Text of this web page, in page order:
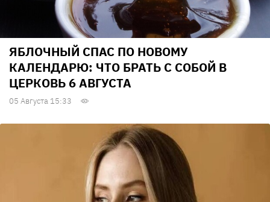
ЯБЛОЧНЫЙ СПАС ПО НОВОМУ
КАЛЕНДАРЮ: ЧТО БРАТЬ С СОБОЙ В
ЦЕРКОВЬ 6 АВГУСТА
05 Августа 15:33